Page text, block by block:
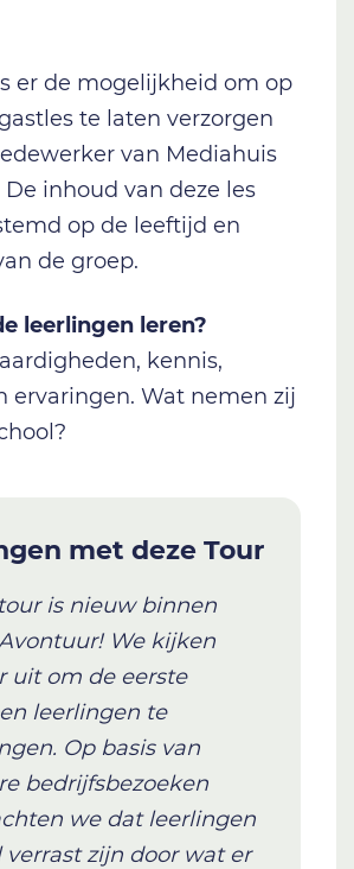
er de mogelijkheid om op
te laten verzorgen
van Mediahuis
De inhoud van deze les
op de leeftijd en
de groep.
leerlingen leren?
kennis,
ervaringen. Wat nemen zij
met deze Tour
is nieuw binnen
We kijken
uit om de eerste
leerlingen te
Op basis van
bedrijfsbezoeken
we dat leerlingen
verrast zijn door wat er